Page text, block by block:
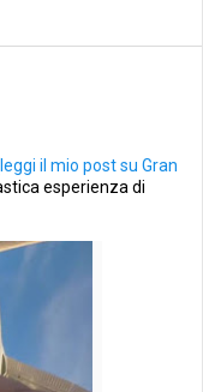
leggi il mio post su Gran
esperienza di